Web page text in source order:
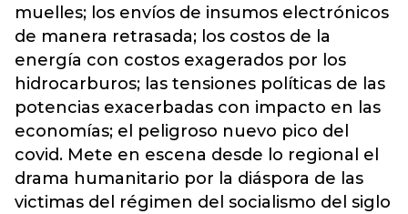
muelles; los envíos de insumos electrónicos
de manera retrasada; los costos de la
energía con costos exagerados por los
hidrocarburos; las tensiones políticas de las
potencias exacerbadas con impacto en las
economías; el peligroso nuevo pico del
covid. Mete en escena desde lo regional el
drama humanitario por la diáspora de las
victimas del régimen del socialismo del siglo